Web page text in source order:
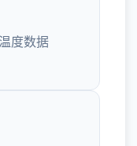
度数据